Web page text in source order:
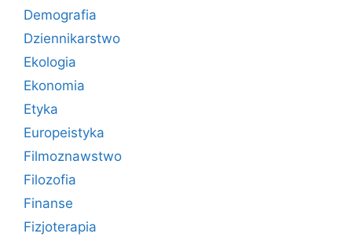
Demografia
Dziennikarstwo
Ekologia
Ekonomia
Etyka
Europeistyka
Filmoznawstwo
Filozofia
Finanse
Fizjoterapia